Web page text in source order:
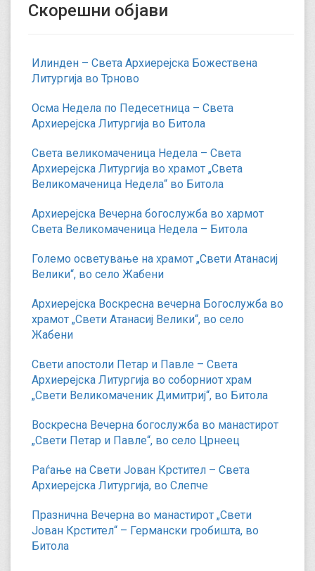
Скорешни објави
Илинден – Света Архиерејска Божествена
Литургија во Трново
Осма Недела по Педесетница – Света
Архиерејска Литургија во Битола
Света великомаченица Недела – Света
Архиерејска Литургија во храмот „Света
Великомаченица Недела“ во Битола
Архиерејска Вечерна богослужба во хармот
Света Великомаченица Недела – Битола
Големо осветување на храмот „Свети Атанасиј
Велики“, во село Жабени
Архиерејска Воскресна вечерна Богослужба во
храмот „Свети Атанасиј Велики“, во село
Жабени
Свети апостоли Петар и Павле – Света
Архиерејска Литургија во соборниот храм
„Свети Великомаченик Димитриј“, во Битола
Воскресна Вечерна богослужба во манастирот
„Свети Петар и Павле“, во село Црнеец
Раѓање на Свети Јован Крстител – Света
Архиерејска Литургија, во Слепче
Празнична Вечерна во манастирот „Свети
Јован Крстител“ – Германски гробишта, во
Битола